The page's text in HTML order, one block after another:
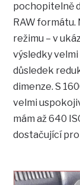
pochopitelně
RAW
režimu – v
výsledky
důsledek
dimenze. S
velmi
mám až 640
dostačující